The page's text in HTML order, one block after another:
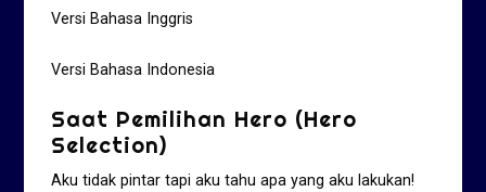
Versi Bahasa Inggris
Versi Bahasa Indonesia
Saat Pemilihan Hero (Hero
Selection)
Aku tidak pintar tapi aku tahu apa yang aku lakukan!